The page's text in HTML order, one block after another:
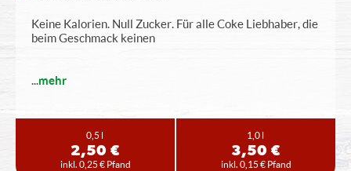
Keine Kalorien. Null Zucker. Für alle Coke Liebhaber, die
beim Geschmack keinen
...mehr
0,5 l
2,50 €
inkl. 0,25 € Pfand
1,0 l
3,50 €
inkl. 0,15 € Pfand